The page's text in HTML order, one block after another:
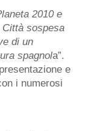
2010 e
sospesa
di un
spagnola”.
e
i numerosi